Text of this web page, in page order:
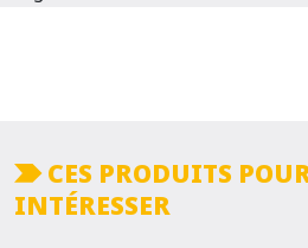
CES PRODUITS
INTÉRESSER